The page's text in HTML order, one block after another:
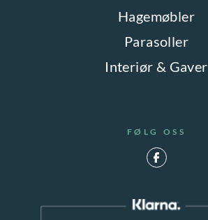
Hagemøbler
Parasoller
Interiør & Gaver
FØLG OSS